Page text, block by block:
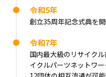
令和5年
創立35周年記念式典を
令和7年
国内最大級のリサイク
イクルパーツネットワ